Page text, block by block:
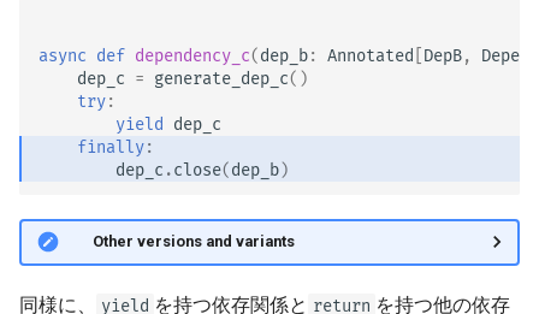
async def dependency_c(dep_b: Annotated DepB,
dep_c = generate_dep_c()
try:
yield dep_c
finally:
dep_c .close(dep_b)
🤓 Other versions and variants
同様に、 yield を持つ依存関係と return を持つ他の依存